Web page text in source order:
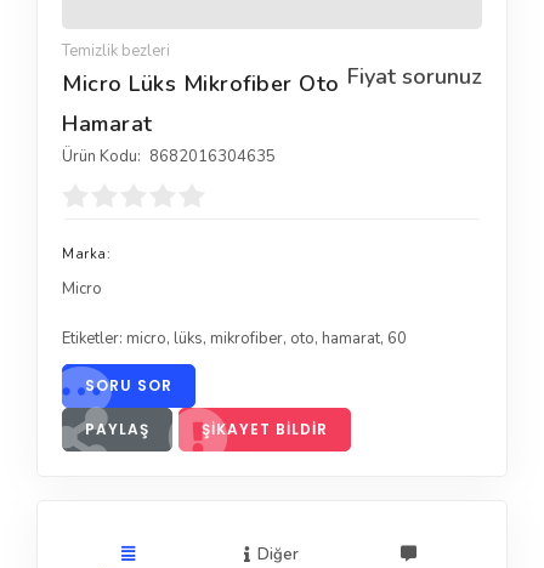
Temizlik bezleri
Fiyat sorunuz
Micro Lüks Mikrofiber Oto
Hamarat
Ürün Kodu: 8682016304635
Marka:
Micro
Etiketler: micro, lüks, mikrofiber, oto, hamarat, 60
SORU SOR
PAYLAŞ ŞIKAYET BILDIR
Diğer